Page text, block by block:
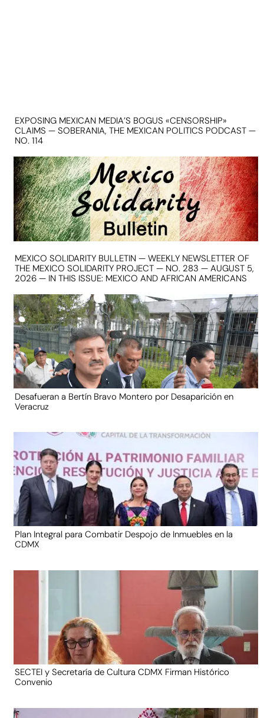
EXPOSING MEXICAN MEDIA’S BOGUS «CENSORSHIP»
CLAIMS — SOBERANIA, THE MEXICAN POLITICS PODCAST —
NO. 114
MEXICO SOLIDARITY BULLETIN — WEEKLY NEWSLETTER OF
THE MEXICO SOLIDARITY PROJECT — NO. 283 — AUGUST 5,
2026 — IN THIS ISSUE: MEXICO AND AFRICAN AMERICANS
Desafueran a Bertín Bravo Montero por Desaparición en
Veracruz
Plan Integral para Combatir Despojo de Inmuebles en la
CDMX
SECTEI y Secretaría de Cultura CDMX Firman Histórico
Convenio